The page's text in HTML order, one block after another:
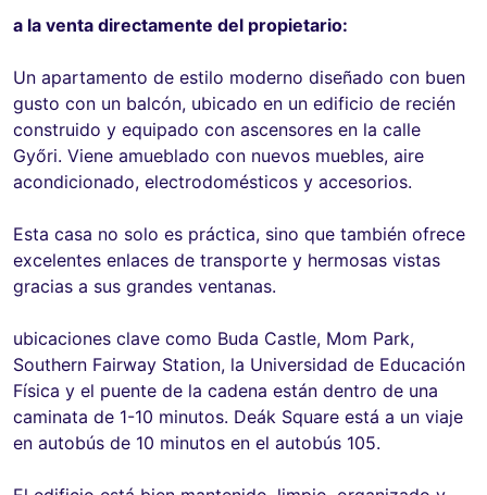
a la venta directamente del propietario:
Un apartamento de estilo moderno diseñado con buen
gusto con un balcón, ubicado en un edificio de recién
construido y equipado con ascensores en la calle
Győri. Viene amueblado con nuevos muebles, aire
acondicionado, electrodomésticos y accesorios.
Esta casa no solo es práctica, sino que también ofrece
excelentes enlaces de transporte y hermosas vistas
gracias a sus grandes ventanas.
ubicaciones clave como Buda Castle, Mom Park,
Southern Fairway Station, la Universidad de Educación
Física y el puente de la cadena están dentro de una
caminata de 1-10 minutos. Deák Square está a un viaje
en autobús de 10 minutos en el autobús 105.